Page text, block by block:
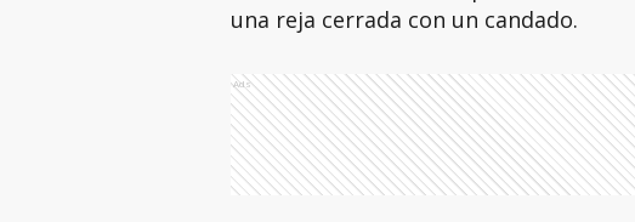
una reja cerrada con un candado.
Ads